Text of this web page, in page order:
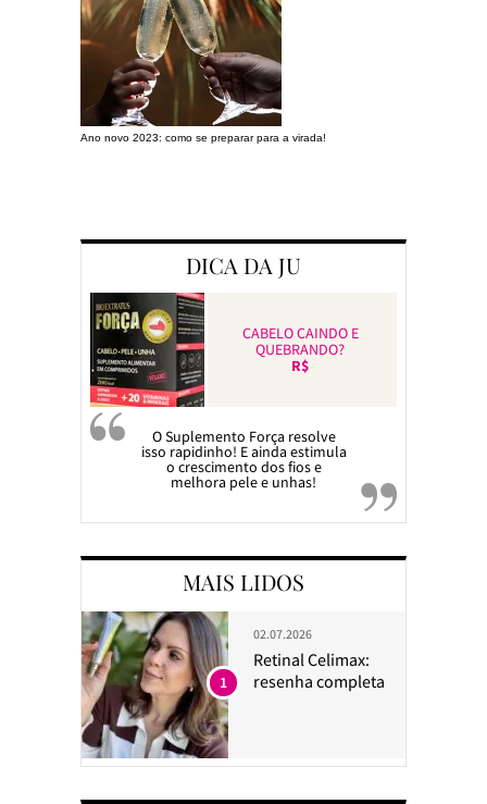
Ano novo 2023: como se preparar para a virada!
DICA DA JU
CABELO CAINDO E
QUEBRANDO?
R$
O Suplemento Força resolve
isso rapidinho! E ainda estimula
o crescimento dos fios e
melhora pele e unhas!
MAIS LIDOS
02.07.2026
Retinal Celimax:
resenha completa
1